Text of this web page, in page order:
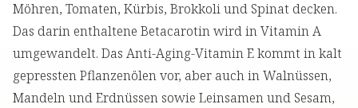
Möhren, Tomaten, Kürbis, Brokkoli und Spinat decken.
Das darin enthaltene Betacarotin wird in Vitamin A
umgewandelt. Das Anti-Aging-Vitamin E kommt in kalt
gepressten Pflanzenölen vor, aber auch in Walnüssen,
Mandeln und Erdnüssen sowie Leinsamen und Sesam,